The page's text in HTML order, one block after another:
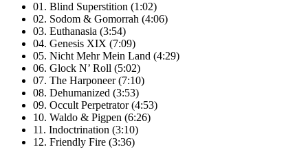
01. Blind Superstition (1:02)
02. Sodom & Gomorrah (4:06)
03. Euthanasia (3:54)
04. Genesis XIX (7:09)
05. Nicht Mehr Mein Land (4:29)
06. Glock N’ Roll (5:02)
07. The Harponeer (7:10)
08. Dehumanized (3:53)
09. Occult Perpetrator (4:53)
10. Waldo & Pigpen (6:26)
11. Indoctrination (3:10)
12. Friendly Fire (3:36)